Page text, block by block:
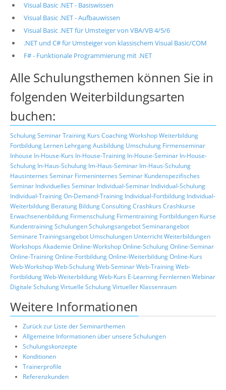
Visual Basic .NET - Basiswissen
Visual Basic .NET - Aufbauwissen
Visual Basic .NET für Umsteiger von VBA/VB 4/5/6
.NET und C# für Umsteiger von klassischem Visual Basic/COM
F# - Funktionale Programmierung mit .NET
Alle Schulungsthemen können Sie in
folgenden Weiterbildungsarten
buchen:
SchulungSeminarTraining Kurs CoachingWorkshopWeiterbildung
Fortbildung Lernen LehrgangAusbildung Umschulung Firmenseminar
Inhouse In-House-Kurs In-House-Training In-House-Seminar In-House-
Schulung In-Haus-Schulung Im-Haus-Seminar Im-Haus-Schulung
Hausinternes Seminar Firmeninternes Seminar Kundenspezifisches
Seminar Individuelles Seminar Individual-Seminar Individual-Schulung
Individual-TrainingOn-Demand-Training Individual-Fortbildung Individual-
Weiterbildung Beratung BildungConsultingCrashkurs Crashkurse
Erwachsenenbildung Firmenschulung Firmentraining Fortbildungen Kurse
KundentrainingSchulungenSchulungsangebotSeminarangebot
Seminare Trainingsangebot Umschulungen UnterrichtWeiterbildungen
Workshops Akademie Online-WorkshopOnline-SchulungOnline-Seminar
Online-TrainingOnline-FortbildungOnline-WeiterbildungOnline-Kurs
Web-WorkshopWeb-SchulungWeb-SeminarWeb-TrainingWeb-
FortbildungWeb-WeiterbildungWeb-Kurs E-Learning FernlernenWebinar
Digitale SchulungVirtuelle SchulungVirtueller Klassenraum
Weitere Informationen
Zurück zur Liste der Seminarthemen
Allgemeine Informationen über unsere Schulungen
Schulungskonzepte
Konditionen
Trainerprofile
Referenzkunden